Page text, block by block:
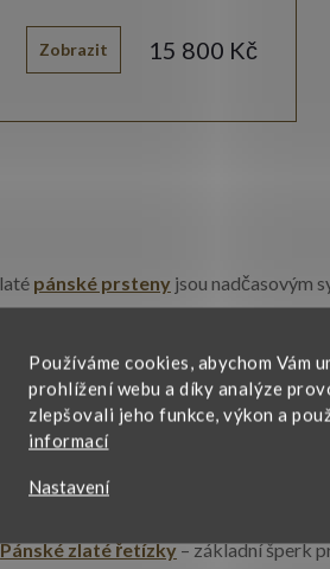
Používáme cookies, abychom Vám
prohlížení webu a díky analýze
zlepšovali jeho funkce, výkon a
informací
Nastavení
15 800 Kč
Zobrazit
pánské prsteny jsou nadčasovým
zlata ryzosti 14kt. 585/1000
prsten je výrazný šperk, který se
šperky
prohlédnout si také:
Pánské zlaté řetízky– základní šperk